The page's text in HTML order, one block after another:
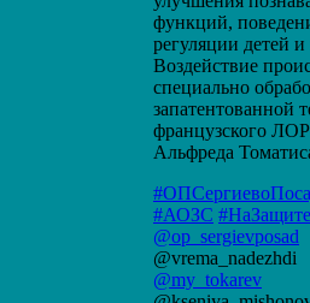
функций,
регуляции детей
Воздействие
специально
запатентованной
французского
Альфреда
#АОЗС
@op_sergievposad
@vrema_nadezhdi
@my_tokarev